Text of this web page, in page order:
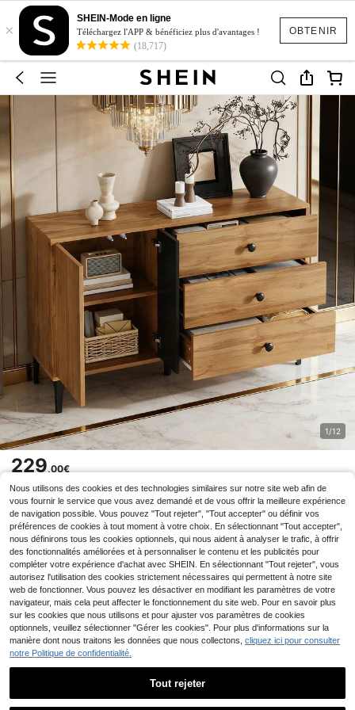
OBTENIR
×
SHEIN-Mode en ligne
Téléchargez l'APP & bénéficiez plus d'avantages !
(18,717)
1/12
229,00€
Buffet moderne bas, parfait comme meuble TV ou de rangem
ent dans le salon - Conception design et fonctionnelle - 120 c
m large, 35 cm profond, 76 cm haut
SHEIN Info
Livraison
Rétractation/Retours
Paiement
FAQ
Nous utilisons des cookies et des technologies similaires sur notre site web afin de
vous fournir le service que vous avez demandé et de vous offrir la meilleure expérience
de navigation possible. Vous pouvez "Tout rejeter", "Tout accepter" ou définir vos
préférences de cookies à tout moment à votre choix. En sélectionnant "Tout accepter",
nous définirons tous les cookies optionnels, qui nous aident à analyser le trafic, à offrir
des fonctionnalités améliorées et à personnaliser le contenu et les publicités pour
compléter votre expérience d'achat avec SHEIN. En sélectionnant "Tout rejeter", vous
autorisez l'utilisation des cookies strictement nécessaires qui permettent à notre site
web de fonctionner. Vous pouvez les désactiver en modifiant les paramètres de votre
navigateur, mais cela peut affecter le fonctionnement du site web. Pour en savoir plus
sur les cookies que nous utilisons et pour ajuster vos paramètres de cookies
optionnels, veuillez sélectionner "Gérer les cookies". Pour plus d'informations sur la
manière dont nous traitons les données que nous collectons, cliquez ici pour consulter
notre Politique de confidentialité.
Tout rejeter